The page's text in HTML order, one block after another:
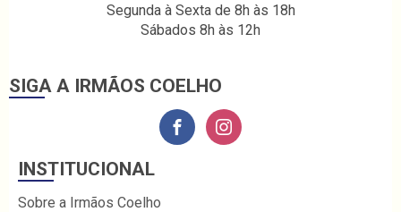
Segunda à Sexta de 8h às 18h
Sábados 8h às 12h
SIGA A IRMÃOS COELHO
INSTITUCIONAL
Sobre a Irmãos Coelho